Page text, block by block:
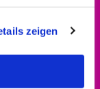
zeigen